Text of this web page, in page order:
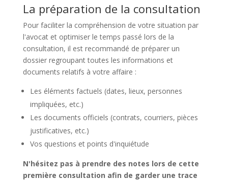
La préparation de la consultation
Pour faciliter la compréhension de votre situation par
l'avocat et optimiser le temps passé lors de la
consultation, il est recommandé de préparer un
dossier regroupant toutes les informations et
documents relatifs à votre affaire :
Les éléments factuels (dates, lieux, personnes
impliquées, etc.)
Les documents officiels (contrats, courriers, pièces
justificatives, etc.)
Vos questions et points d'inquiétude
N'hésitez pas à prendre des notes lors de cette
première consultation afin de garder une trace